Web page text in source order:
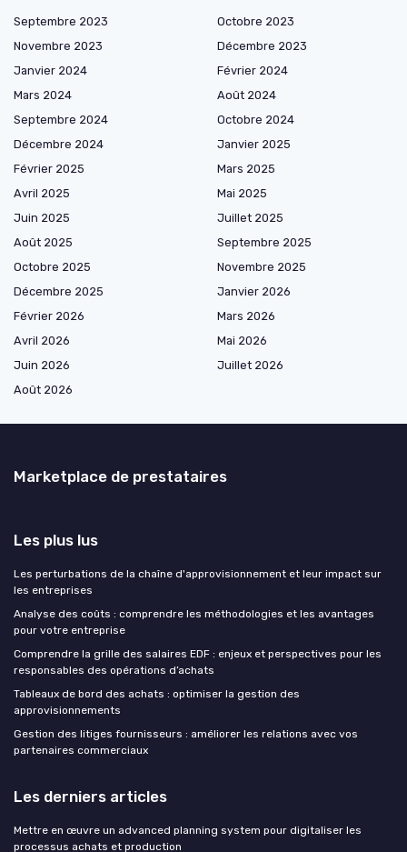
Septembre 2023
Octobre 2023
Novembre 2023
Décembre 2023
Janvier 2024
Février 2024
Mars 2024
Août 2024
Septembre 2024
Octobre 2024
Décembre 2024
Janvier 2025
Février 2025
Mars 2025
Avril 2025
Mai 2025
Juin 2025
Juillet 2025
Août 2025
Septembre 2025
Octobre 2025
Novembre 2025
Décembre 2025
Janvier 2026
Février 2026
Mars 2026
Avril 2026
Mai 2026
Juin 2026
Juillet 2026
Août 2026
Marketplace de prestataires
Les plus lus
Les perturbations de la chaîne d'approvisionnement et leur impact sur
les entreprises
Analyse des coûts : comprendre les méthodologies et les avantages
pour votre entreprise
Comprendre la grille des salaires EDF : enjeux et perspectives pour les
responsables des opérations d’achats
Tableaux de bord des achats : optimiser la gestion des
approvisionnements
Gestion des litiges fournisseurs : améliorer les relations avec vos
partenaires commerciaux
Les derniers articles
Mettre en œuvre un advanced planning system pour digitaliser les
processus achats et production